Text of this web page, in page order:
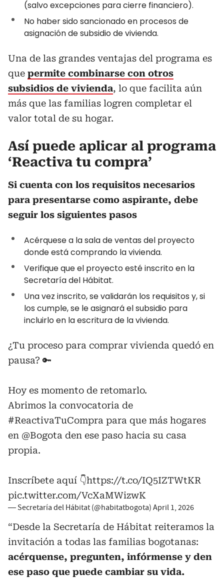
(salvo excepciones para cierre financiero).
No haber sido sancionado en procesos de
asignación de subsidio de vivienda.
Una de las grandes ventajas del programa es
que permite combinarse con otros
subsidios de vivienda, lo que facilita aún
más que las familias logren completar el
valor total de su hogar.
Así puede aplicar al programa
‘Reactiva tu compra’
Si cuenta con los requisitos necesarios
para presentarse como aspirante, debe
seguir los siguientes pasos
Acérquese a la sala de ventas del proyecto
donde está comprando la vivienda.
Verifique que el proyecto esté inscrito en la
Secretaría del Hábitat.
Una vez inscrito, se validarán los requisitos y, si
los cumple, se le asignará el subsidio para
incluirlo en la escritura de la vivienda.
¿Tu proceso para comprar vivienda quedó en
pausa? 🔑
Hoy es momento de retomarlo.
Abrimos la convocatoria de
#ReactivaTuCompra para que más hogares
en @Bogota den ese paso hacia su casa
propia.
Inscríbete aquí 👇https://t.co/IQ5IZTWtKR
pic.twitter.com/VcXaMWizwK
— Secretaría del Hábitat (@habitatbogota) April 1, 2026
“Desde la Secretaría de Hábitat reiteramos la
invitación a todas las familias bogotanas:
acérquense, pregunten, infórmense y den
ese paso que puede cambiar su vida.